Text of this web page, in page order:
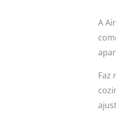
A
Faz